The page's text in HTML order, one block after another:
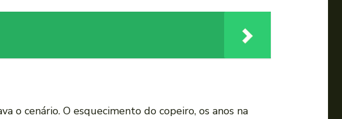
o cenário. O esquecimento do copeiro, os anos na